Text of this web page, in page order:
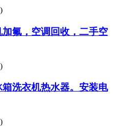
氟，空调回收，二手空
洗衣机热水器。安装电